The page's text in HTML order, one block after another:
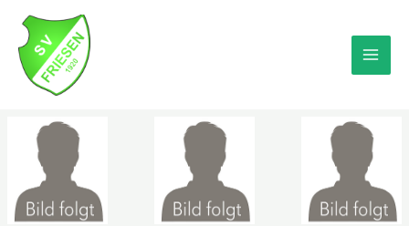
Inhalt
springen